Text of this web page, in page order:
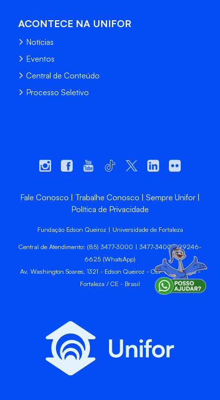
ACONTECE NA UNIFOR
Notícias
Eventos
Central de Conteúdo
Processo Seletivo
Fale Conosco Trabalhe Conosco
Sempre Unifor
Política de Privacidade
Fundação Edson Queiroz | Universidade de Fortaleza
Central de Atendimento: (85) 3477-3000 | 3477-3400 | 99246-
6625 (WhatsApp)
Av. Washington Soares, 1321 - Edson Queiroz - CEP 60811-905 -
Fortaleza / CE - Brasil